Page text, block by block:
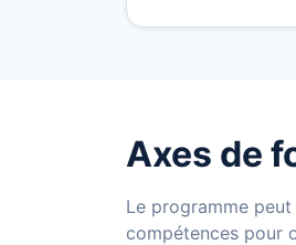
Axes de
Le programme
compétences pour